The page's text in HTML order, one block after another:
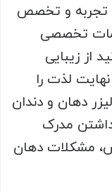
تجربه و تخصص
تخصصی
از زیبایی
لذت را
دهان و دندان
داشتن مدرک
مشکلات دهان